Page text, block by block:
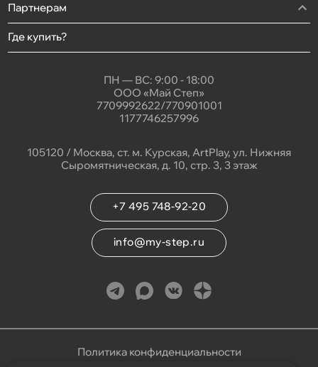
Партнерам
Где купить?
ПН — ВС: 9:00 - 18:00
ООО «Май Степ»
7709992622/770901001
1177746257996
105120 / Москва, ст. м. Курская, ArtPlay, ул. Нижняя
Сыромятническая, д. 10, стр. 3, 3 этаж
+7 495 748-92-20
info@my-step.ru
Политика конфиденциальности